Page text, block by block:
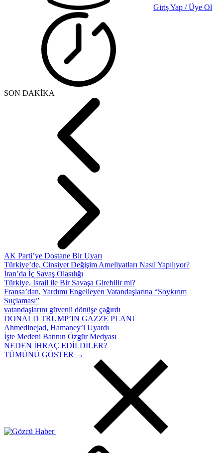
Giriş Yap / Üye Ol
SON DAKİKA
AK Parti’ye Dostane Bir Uyarı
Türkiye’de, Cinsiyet Değişim Ameliyatları Nasıl Yapılıyor?
İran’da İç Savaş Olasılığı
Türkiye, İsrail ile Bir Savaşa Girebilir mi?
Fransa’dan, Yardımı Engelleyen Vatandaşlarına “Soykırım
Suçlaması”
vatandaşlarını güvenli dönüşe çağırdı
DONALD TRUMP’IN GAZZE PLANI
Ahmedinejad, Hamaney’i Uyardı
İşte Medeni Batının Özgür Medyası
NEDEN İHRAÇ EDİLDİLER?
TÜMÜNÜ GÖSTER →